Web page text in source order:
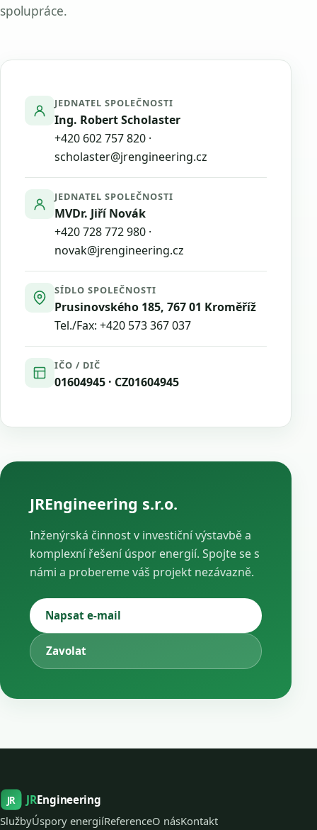
spolupráce.
JEDNATEL SPOLEČNOSTI
Ing. Robert Scholaster
+420 602 757 820 ·
scholaster@jrengineering.cz
JEDNATEL SPOLEČNOSTI
MVDr. Jiří Novák
+420 728 772 980 ·
novak@jrengineering.cz
SÍDLO SPOLEČNOSTI
Prusinovského 185, 767 01 Kroměříž
Tel./Fax: +420 573 367 037
IČO / DIČ
01604945 · CZ01604945
JREngineering s.r.o.
Inženýrská činnost v investiční výstavbě a
komplexní řešení úspor energií. Spojte se s
námi a probereme váš projekt nezávazně.
Napsat e-mail
Zavolat
JR JREngineering
SlužbyÚspory energiíReferenceO násKontakt